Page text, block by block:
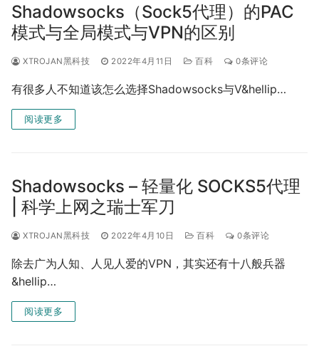
Shadowsocks（Sock5代理）的PAC
模式与全局模式与VPN的区别
XTROJAN黑科技 2022年4月11日 百科 0条评论
有很多人不知道该怎么选择Shadowsocks与V&hellip…
阅读更多
Shadowsocks – 轻量化 SOCKS5代理
| 科学上网之瑞士军刀
XTROJAN黑科技 2022年4月10日 百科 0条评论
除去广为人知、人见人爱的VPN，其实还有十八般兵器
&hellip…
阅读更多